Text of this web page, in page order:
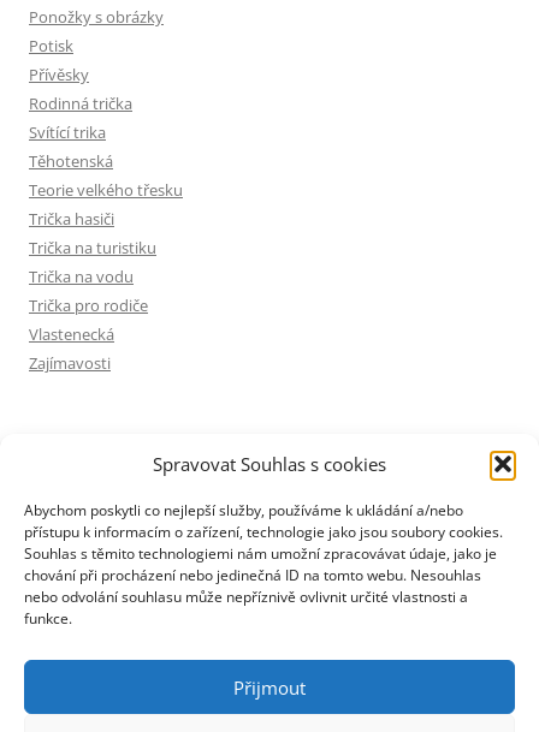
Spravovat Souhlas s cookies
Abychom poskytli co nejlepší služby, používáme k ukládání a/nebo
přístupu k informacím o zařízení, technologie jako jsou soubory cookies.
Souhlas s těmito technologiemi nám umožní zpracovávat údaje, jako je
chování při procházení nebo jedinečná ID na tomto webu. Nesouhlas
nebo odvolání souhlasu může nepříznivě ovlivnit určité vlastnosti a
funkce.
Přijmout
Ponožky s obrázky
Potisk
Přívěsky
Rodinná trička
Svítící trika
Těhotenská
Teorie velkého třesku
Trička hasiči
Trička na turistiku
Trička na vodu
Trička pro rodiče
Vlastenecká
Zajímavosti
Zásady ochrany osobních údajů
Zásady cookies (EU)
Spravovat souhlas s cookies
Kontakt
Mapa webu